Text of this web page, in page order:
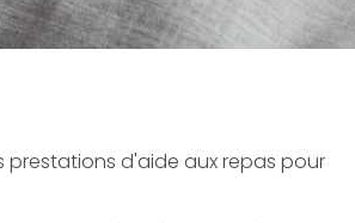
prestations d'aide aux repas pour